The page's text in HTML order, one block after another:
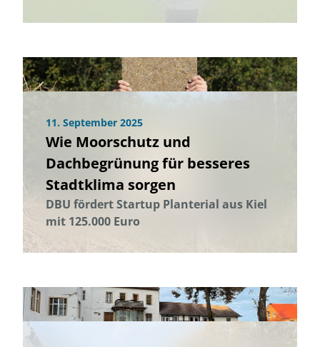
11. September 2025
Wie Moorschutz und
Dachbegrünung für besseres
Stadtklima sorgen
DBU fördert Startup Planterial aus Kiel
mit 125.000 Euro